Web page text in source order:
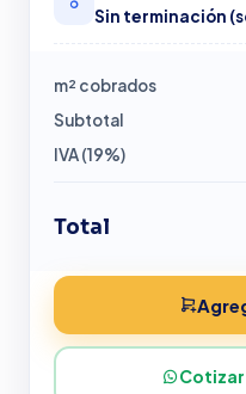
Sin terminación
m² cobrados
Subtotal
IVA (19%)
Total